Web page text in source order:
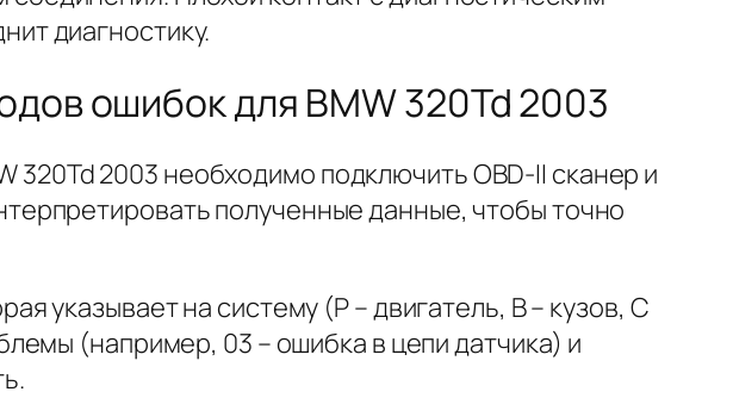
диагностику.
ошибок для BMW 320Td 2003
320Td 2003 необходимо подключить OBD-II сканер и
полученные данные, чтобы точно
указывает на систему (P – двигатель, B – кузов, C
(например, 03 – ошибка в цепи датчика) и